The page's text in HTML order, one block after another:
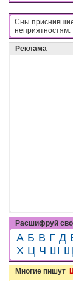
Сны
нeпpиятнocтям.
Реклама
Расшифруй
А Б В Г Д
Х Ц Ч Ш Щ
Многие пишут